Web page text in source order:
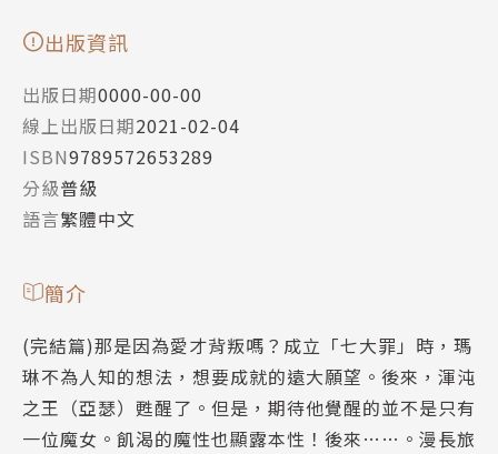
出版資訊
出版日期0000-00-00
線上出版日期2021-02-04
ISBN9789572653289
分級普級
語言繁體中文
簡介
(完結篇)那是因為愛才背叛嗎？成立「七大罪」時，瑪
琳不為人知的想法，想要成就的遠大願望。後來，渾沌
之王（亞瑟）甦醒了。但是，期待他覺醒的並不是只有
一位魔女。飢渴的魔性也顯露本性！後來……。漫長旅